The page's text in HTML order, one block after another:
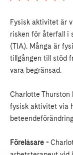
Fysisk aktivitet är
risken för återfall i
(TIA). Många är
tillgången till stöd
vara begränsad.
Charlotte
fysisk aktivitet via
Föreläsare -